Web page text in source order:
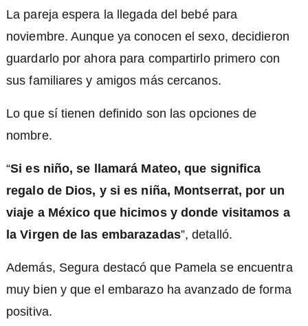
La pareja espera la llegada del bebé para
noviembre. Aunque ya conocen el sexo, decidieron
guardarlo por ahora para compartirlo primero con
sus familiares y amigos más cercanos.
Lo que sí tienen definido son las opciones de
nombre.
“Si es niño, se llamará Mateo, que significa
regalo de Dios, y si es niña, Montserrat, por un
viaje a México que hicimos y donde visitamos a
la Virgen de las embarazadas”, detalló.
Además, Segura destacó que Pamela se encuentra
muy bien y que el embarazo ha avanzado de forma
positiva.